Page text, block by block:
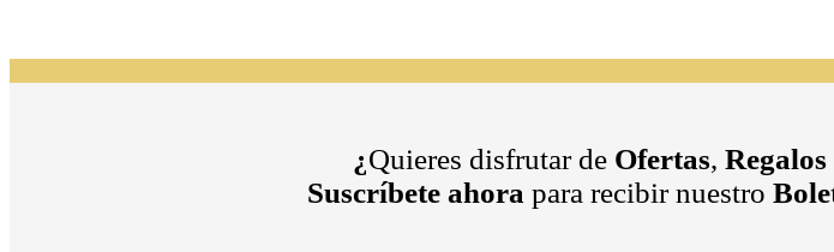
¿Quieres disfrutar de Ofertas, Regalos
Suscríbete ahora para recibir nuestro